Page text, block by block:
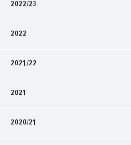
2022/23
2022
2021/22
2021
2020/21